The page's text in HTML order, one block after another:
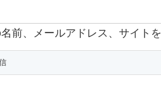
前、メールアドレス、サイトを